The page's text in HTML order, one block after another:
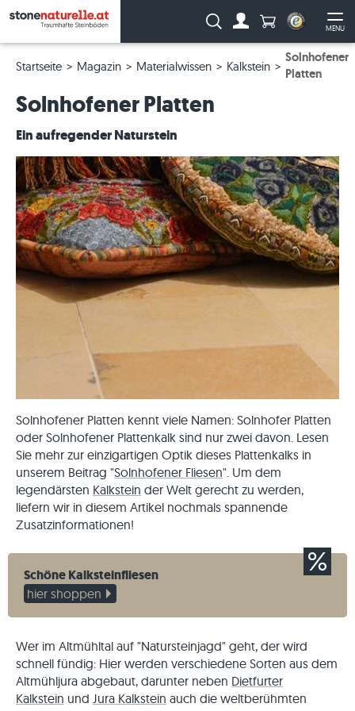
MENU
Suche: Anzahl
Startseite Magazin Materialwissen Kalkstein
Solnhofener
Platten
Solnhofener Platten
Ein aufregender Naturstein
Solnhofener Platten kennt viele Namen: Solnhofer Platten
oder Solnhofener Plattenkalk sind nur zwei davon. Lesen
Sie mehr zur einzigartigen Optik dieses Plattenkalks in
unserem Beitrag "Solnhofener Fliesen". Um dem
legendärsten Kalkstein der Welt gerecht zu werden,
liefern wir in diesem Artikel nochmals spannende
Zusatzinformationen!
Schöne Kalksteinfliesen
hier shoppen
Wer im Altmühltal auf "Natursteinjagd" geht, der wird
schnell fündig: Hier werden verschiedene Sorten aus dem
Altmühljura abgebaut, darunter neben Dietfurter
Kalkstein und Jura Kalkstein auch die weltberühmten